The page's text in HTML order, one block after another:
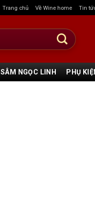
Trang chủ Về Wine home Tin
SÂM NGỌC LINH PHỤ